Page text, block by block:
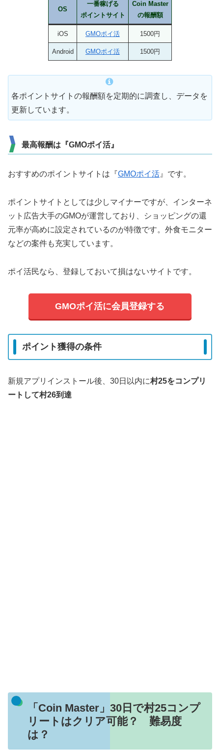
OS
一番稼げる
ポイントサイト
Coin Master
の報酬額
iOS GMOポイ活 1500円
Android GMOポイ活 1500円
各ポイントサイトの報酬額を定期的に調査し、データを
更新しています。
最高報酬は『GMOポイ活』
おすすめのポイントサイトは『GMOポイ活 』です。
ポイントサイトとしては少しマイナーですが、インターネ
ット広告大手のGMOが運営しており、ショッピングの還
元率が高めに設定されているのが特徴です。外食モニター
などの案件も充実しています。
ポイ活民なら、登録しておいて損はないサイトです。
GMOポイ活に会員登録する
ポイント獲得の条件
新規アプリインストール後、30日以内に村25をコンプリ
ートして村26到達
「Coin Master」30日で村25コンプ
リートはクリア可能？ 難易度
は？